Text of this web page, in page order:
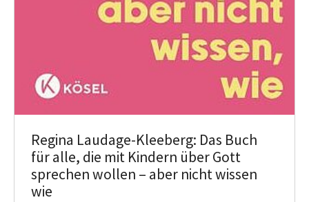
Regina Laudage-Kleeberg: Das Buch
für alle, die mit Kindern über Gott
sprechen wollen – aber nicht wissen
wie